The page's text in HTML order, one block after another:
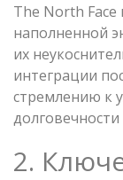
The North
наполненной
их
интеграции
стремлению к
2.